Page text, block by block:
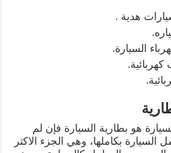
هدية .
السيارة.
هو بطارية السيارة فإن لم
السيارة بكاملها، وهي الجزء الاكثر